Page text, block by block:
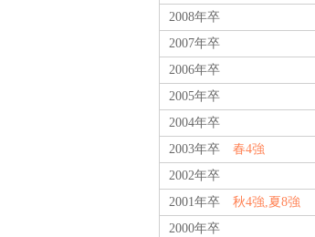
2008年卒
2007年卒
2006年卒
2005年卒
2004年卒
2003年卒 春4強
2002年卒
2001年卒 秋4強,夏8強
2000年卒